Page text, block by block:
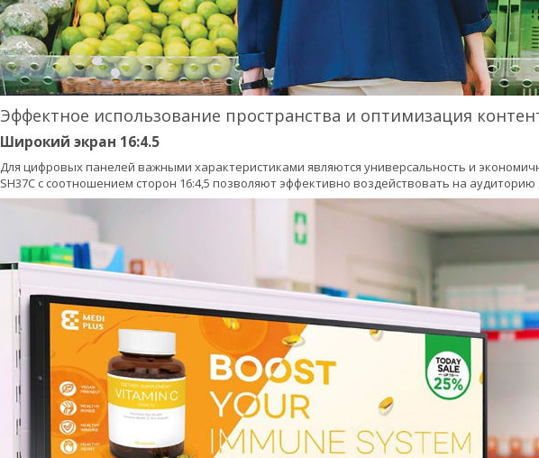
Эффектное использование пространства и оптимизация
Широкий экран 16:4.5
Для цифровых панелей важными характеристиками являются универсальность и
SH37C с соотношением сторон 16:4,5 позволяют эффективно воздействовать на аудиторию